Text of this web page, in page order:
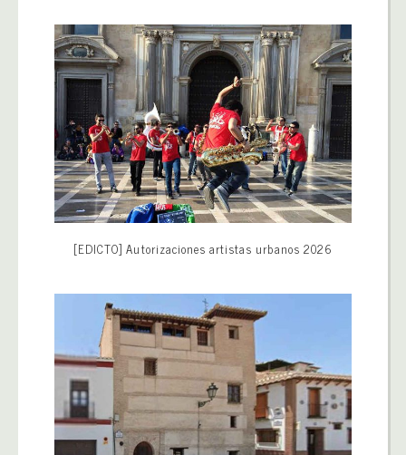
[EDICTO] Autorizaciones artistas urbanos 2026